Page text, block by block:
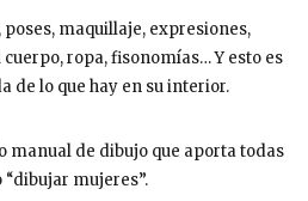
maquillaje, expresiones,
ropa, fisonomías… Y esto es
de lo que hay en su interior.
manual de dibujo que aporta todas
mujeres”.